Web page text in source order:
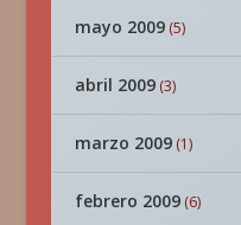
mayo 2009(5)
abril 2009(3)
marzo 2009(1)
febrero 2009(6)